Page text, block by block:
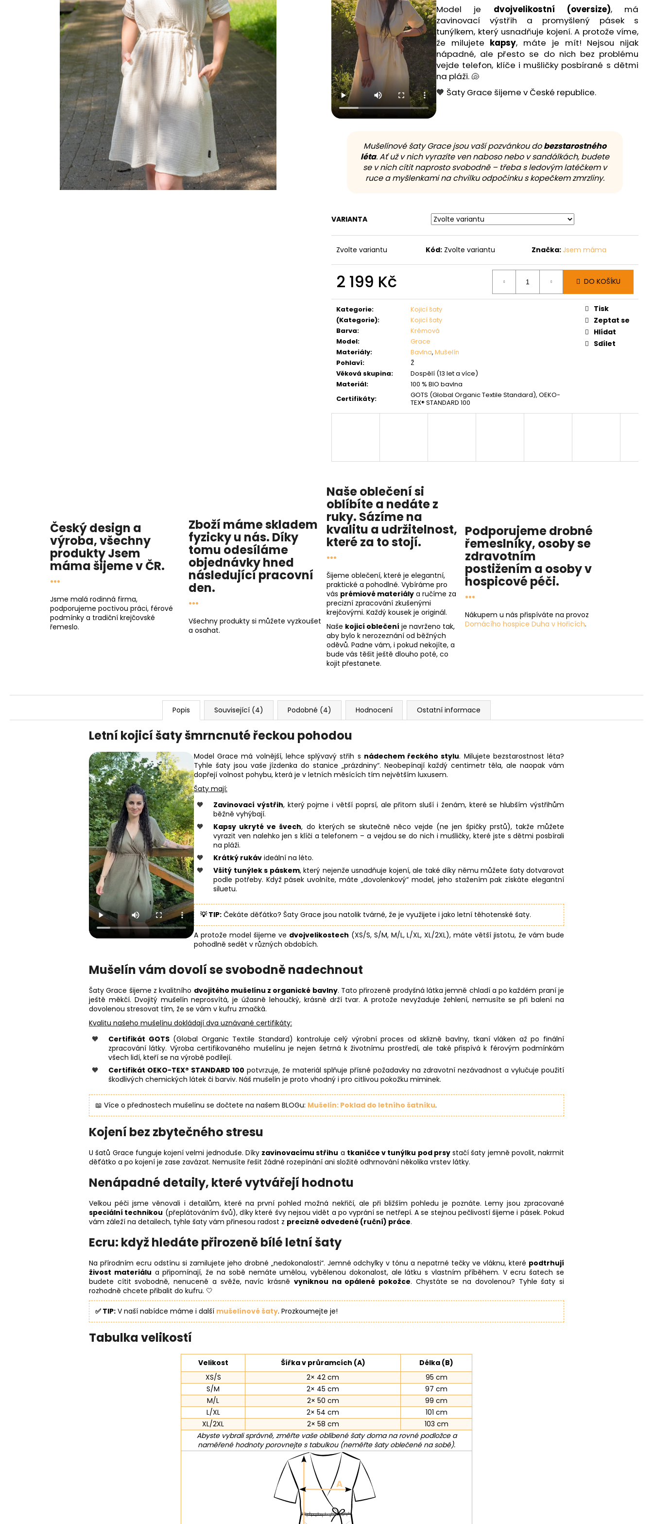
Model je dvojvelikostní (oversize), má
zavinovací výstřih a promyšlený pásek s
tunýlkem, který usnadňuje kojení. A protože víme,
že milujete kapsy, máte je mít! Nejsou nijak
nápadné, ale přesto se do nich bez problému
vejde telefon, klíče i mušličky posbírané s dětmi
na pláži. 🐚
🧡 Šaty Grace šijeme v České republice.
Mušelínové šaty Grace jsou vaší pozvánkou dobezstarostného
léta. Ať už v nich vyrazíte ven naboso nebo v sandálkách, budete
se v nich cítit naprosto svobodně – třeba s ledovým latéčkem v
ruce a myšlenkami na chvilku odpočinku s kopečkem zmrzliny.
VARIANTA
Zvolte variantu Kód: Zvolte variantu Značka: Jsem máma
2 199 Kč
cena:
DO KOŠÍKU
Kategorie:
Kojicí šaty
(Kategorie):
Kojicí šaty
Barva:
Krémová
Model:
Grace
Materiály: Bavlna, Mušelín
Pohlaví:
Ž
Věková skupina:
Dospělí (13 let a více)
Materiál:
100 % BIO bavlna
Certifikáty:
GOTS (Global Organic Textile Standard), OEKO-
TEX® STANDARD 100
Tisk
Zeptat se
Hlídat
Sdílet
Český design a
výroba, všechny
produktyJsem
mámašijeme v ČR.
...
Jsme malá rodinná firma,
podporujeme poctivou práci, férové
podmínky a tradiční krejčovské
řemeslo.
Zboží máme skladem
fyzicky u nás. Díky
tomu odesíláme
objednávky hned
následující pracovní
den.
...
Všechny produkty si můžete vyzkoušet
a osahat.
Naše oblečení si
oblíbíte a nedáte z
ruky. Sázíme na
kvalitu a udržitelnost,
které za to stojí.
...
Šijeme oblečení, které je elegantní,
praktické a pohodlné. Vybíráme pro
vás prémiové materiály a ručíme za
precizní zpracování zkušenými
krejčovými. Každý kousek je originál.
Naše kojicí oblečení je navrženo tak,
aby bylo k nerozeznání od běžných
oděvů. Padne vám, i pokud nekojíte, a
bude vás těšit ještě dlouho poté, co
kojit přestanete.
Podporujeme drobné
řemeslníky, osoby se
zdravotním
postižením a osoby v
hospicové péči.
...
Nákupem u nás přispíváte na provoz
Domácího hospice Duha v Hořicích.
Popis Související (4) Podobné (4) Hodnocení Ostatní informace
Letní kojicí šaty šmrncnuté řeckou pohodou
Model Grace má volnější, lehce splývavý střih s nádechem řeckého stylu. Milujete bezstarostnost léta?
Tyhle šaty jsou vaše jízdenka do stanice „prázdniny“. Neobepínají každý centimetr těla, ale naopak vám
dopřejí volnost pohybu, která je v letních měsících tím největším luxusem.
Šaty mají:
Zavinovací výstřih, který pojme i větší poprsí, ale přitom sluší i ženám, které se hlubším výstřihům
běžně vyhýbají.
Kapsy ukryté ve švech, do kterých se skutečně něco vejde (ne jen špičky prstů), takže můžete
vyrazit ven nalehko jen s klíči a telefonem – a vejdou se do nich i mušličky, které jste s dětmi posbírali
na pláži.
Krátký rukáv ideální na léto.
Všitý tunýlek s páskem, který nejenže usnadňuje kojení, ale také díky němu můžete šaty dotvarovat
podle potřeby. Když pásek uvolníte, máte „dovolenkový“ model, jeho stažením pak získáte elegantní
siluetu.
💡 TIP: Čekáte děťátko? Šaty Grace jsou natolik tvárné, že je využijete i jako letní těhotenské šaty.
A protože model šijeme ve dvojvelikostech (XS/S, S/M, M/L, L/XL, XL/2XL), máte větší jistotu, že vám bude
pohodlně sedět v různých obdobích.
Mušelín vám dovolí se svobodně nadechnout
Šaty Grace šijeme z kvalitního dvojitého mušelínu z organické bavlny. Tato přirozeně prodyšná látka jemně chladí a po každém praní je
ještě měkčí. Dvojitý mušelín neprosvítá, je úžasně lehoučký, krásně drží tvar. A protože nevyžaduje žehlení, nemusíte se při balení na
dovolenou stresovat tím, že se vám v kufru zmačká.
Kvalitu našeho mušelínu dokládají dva uznávané certifikáty:
Certifikát GOTS(Global Organic Textile Standard) kontroluje celý výrobní proces od sklizně bavlny, tkaní vláken až po finální
zpracování látky. Výroba certifikovaného mušelínu je nejen šetrná k životnímu prostředí, ale také přispívá k férovým podmínkám
všech lidí, kteří se na výrobě podílejí.
Certifikát OEKO-TEX® STANDARD 100 potvrzuje, že materiál splňuje přísné požadavky na zdravotní nezávadnost a vylučuje použití
škodlivých chemických látek či barviv. Náš mušelín je proto vhodný i pro citlivou pokožku miminek.
📖 Více o přednostech mušelínu se dočtete na našem BLOGu: Mušelín: Poklad do letního šatníku.
Kojení bez zbytečného stresu
U šatů Grace funguje kojení velmi jednoduše. Díky zavinovacímu střihu a tkaničce v tunýlku pod prsystačí šaty jemně povolit, nakrmit
děťátko a po kojení je zase zavázat. Nemusíte řešit žádné rozepínání ani složité odhrnování několika vrstev látky.
Nenápadné detaily, které vytvářejí hodnotu
Velkou péči jsme věnovali i detailům, které na první pohled možná nekřičí, ale při bližším pohledu je poznáte. Lemy jsou zpracované
speciální technikou (přeplátováním švů), díky které švy nejsou vidět a po vyprání se netřepí. A se stejnou pečlivostí šijeme i pásek. Pokud
vám záleží na detailech, tyhle šaty vám přinesou radost z precizně odvedené (ruční) práce.
Ecru: když hledáte přirozeně bílé letní šaty
Na přírodním ecru odstínu si zamilujete jeho drobné „nedokonalosti“. Jemné odchylky v tónu a nepatrné tečky ve vláknu, které podtrhují
živost materiálu a připomínají, že na sobě nemáte umělou, vybělenou dokonalost, ale látku s vlastním příběhem. V ecru šatech se
budete cítit svobodně, nenuceně a svěže, navíc krásně vyniknou na opálené pokožce. Chystáte se na dovolenou? Tyhle šaty si
rozhodně chcete přibalit do kufru. 🤍
✅ TIP: V naší nabídce máme i další mušelínové šaty. Prozkoumejte je!
Tabulka velikostí
Velikost Šířka v průramcích (A)
Délka (B)
XS/S
2× 42 cm
95 cm
S/M
2× 45 cm
97 cm
M/L
2× 50 cm
99 cm
L/XL
2× 54 cm
101 cm
XL/2XL
2× 58 cm
103 cm
Abyste vybrali správně, změřte vaše oblíbené šaty doma na rovné podložce a
naměřené hodnoty porovnejte s tabulkou (neměřte šaty oblečené na sobě).